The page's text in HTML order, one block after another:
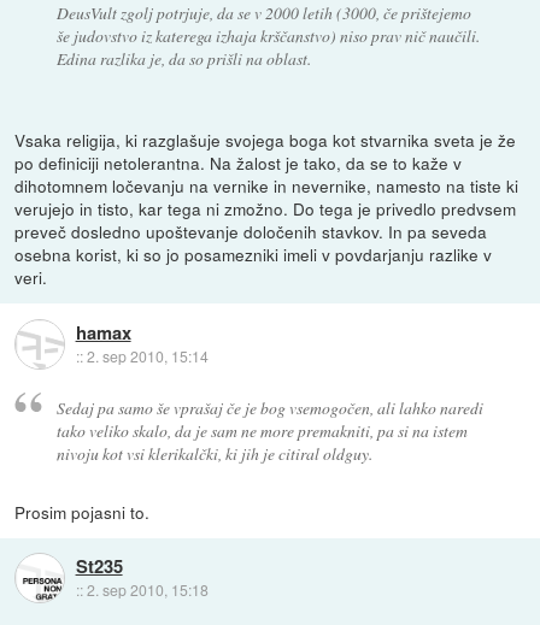
DeusVult zgolj potrjuje, da se v 2000 letih (3000, če prištejemo
še judovstvo iz katerega izhaja krščanstvo) niso prav nič naučili.
Edina razlika je, da so prišli na oblast.
Vsaka religija, ki razglašuje svojega boga kot stvarnika sveta je že
po definiciji netolerantna. Na žalost je tako, da se to kaže v
dihotomnem ločevanju na vernike in nevernike, namesto na tiste ki
verujejo in tisto, kar tega ni zmožno. Do tega je privedlo predvsem
preveč dosledno upoštevanje določenih stavkov. In pa seveda
osebna korist, ki so jo posamezniki imeli v povdarjanju razlike v
veri.
hamax
::2. sep 2010, 15:14
Sedaj pa samo še vprašaj če je bog vsemogočen, ali lahko naredi
tako veliko skalo, da je sam ne more premakniti, pa si na istem
nivoju kot vsi klerikalčki, ki jih je citiral oldguy.
Prosim pojasni to.
St235
::2. sep 2010, 15:18